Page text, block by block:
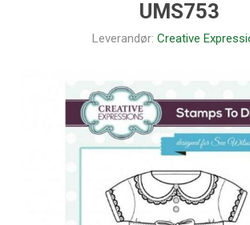
UMS753
Leverandør: Creative